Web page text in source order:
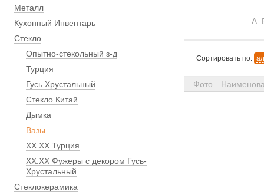
Металл
Кухонный Инвентарь
Стекло
Опытно-стекольный з-д
Турция
Гусь Хрустальный
Стекло Китай
Дымка
Вазы
ХХ.ХХ Турция
ХХ.ХХ Фужеры с декором Гусь-
Хрустальный
Стеклокерамика
А
Сортировать по:
Фото